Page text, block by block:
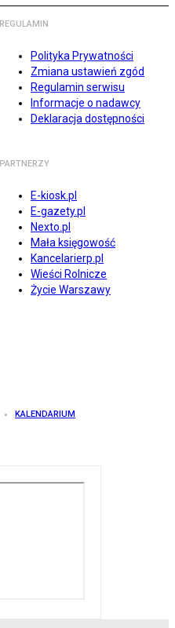
REGULAMIN
Polityka Prywatności
Zmiana ustawień zgód
Regulamin serwisu
Informacje o nadawcy
Deklaracja dostępności
PARTNERZY
E-kiosk.pl
E-gazety.pl
Nexto.pl
Mała księgowość
Kancelarierp.pl
Wieści Rolnicze
Życie Warszawy
KALENDARIUM